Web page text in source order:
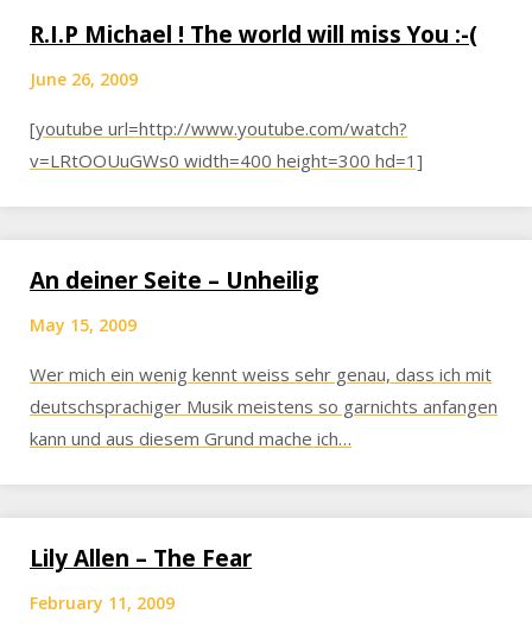
R.I.P Michael ! The world will miss You :-(
June 26, 2009
[youtube url=http://www.youtube.com/watch?
v=LRtOOUuGWs0 width=400 height=300 hd=1]
An deiner Seite – Unheilig
May 15, 2009
Wer mich ein wenig kennt weiss sehr genau, dass ich mit
deutschsprachiger Musik meistens so garnichts anfangen
kann und aus diesem Grund mache ich…
Lily Allen – The Fear
February 11, 2009